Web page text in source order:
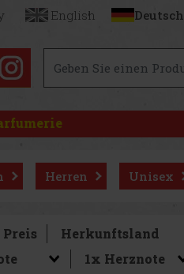
English Deutsch
Herren Unisex
Preis